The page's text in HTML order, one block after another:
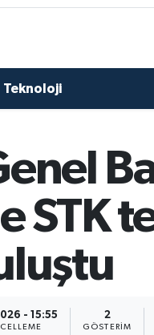
Teknoloji
STK
- 15:55 2
GÖSTERIM